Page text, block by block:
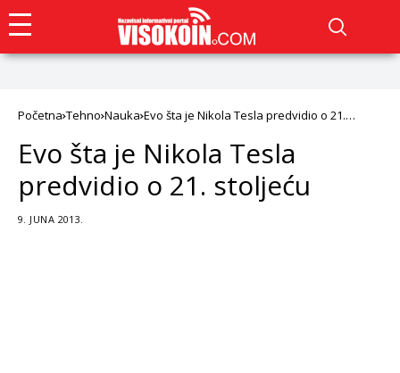
Početna Tehno Nauka Evo šta je Nikola Tesla predvidio o 21.
Evo šta je Nikola Tesla
predvidio o 21. stoljeću
9. JUNA 2013.